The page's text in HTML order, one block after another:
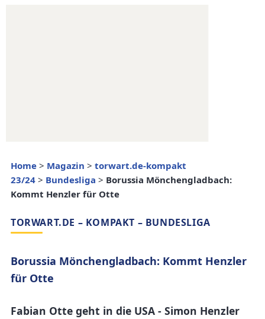
Home > Magazin > torwart.de-kompakt
23/24 > Bundesliga > Borussia Mönchengladbach:
Kommt Henzler für Otte
TORWART.DE – KOMPAKT – BUNDESLIGA
Borussia Mönchengladbach: Kommt Henzler
für Otte
Fabian Otte geht in die USA - Simon Henzler